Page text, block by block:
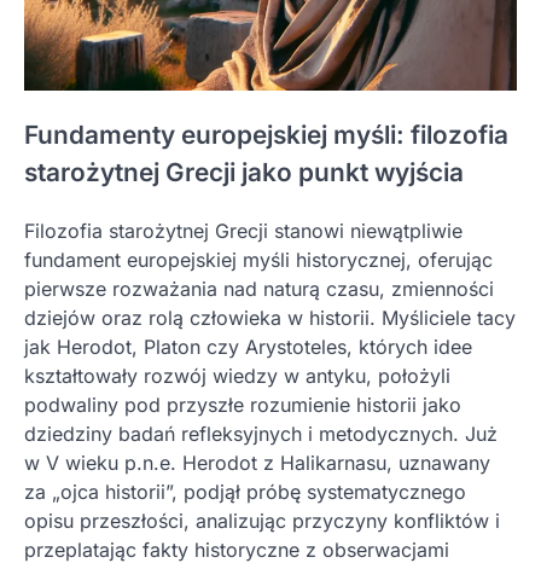
Fundamenty europejskiej myśli: filozofia
starożytnej Grecji jako punkt wyjścia
Filozofia starożytnej Grecji stanowi niewątpliwie
fundament europejskiej myśli historycznej, oferując
pierwsze rozważania nad naturą czasu, zmienności
dziejów oraz rolą człowieka w historii. Myśliciele tacy
jak Herodot, Platon czy Arystoteles, których idee
kształtowały rozwój wiedzy w antyku, położyli
podwaliny pod przyszłe rozumienie historii jako
dziedziny badań refleksyjnych i metodycznych. Już
w V wieku p.n.e. Herodot z Halikarnasu, uznawany
za „ojca historii”, podjął próbę systematycznego
opisu przeszłości, analizując przyczyny konfliktów i
przeplatając fakty historyczne z obserwacjami